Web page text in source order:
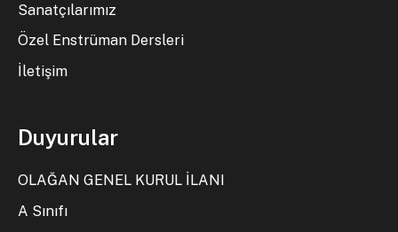
Sanatçılarımız
Özel Enstrüman Dersleri
İletişim
Duyurular
OLAĞAN GENEL KURUL İLANI
A Sınıfı